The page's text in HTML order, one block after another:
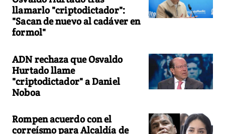
llamarlo "criptodictador":
"Sacan de nuevo al cadáver en
formol"
ADN rechaza que Osvaldo
Hurtado llame
"criptodictador" a Daniel
Noboa
Rompen acuerdo con el
correísmo para Alcaldía de